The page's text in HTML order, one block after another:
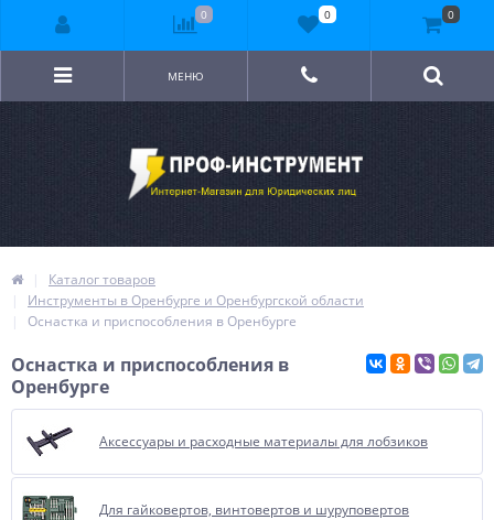
МЕНЮ
Каталог товаров
Инструменты в Оренбурге и Оренбургской области
Оснастка и приспособления в Оренбурге
Оснастка и приспособления в
Оренбурге
Аксессуары и расходные материалы для лобзиков
Для гайковертов, винтовертов и шуруповертов
0 0 0